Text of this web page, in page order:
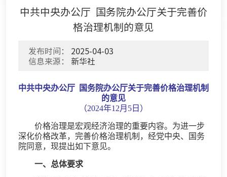
中共中央办公厅 国务院办公厅关于完善价
格治理机制的意见
发布时间：
2025-04-03
信息来源：
新华社
中共中央办公厅 国务院办公厅关于完善价格治理机制
的意见
（2024年12月5日）
价格治理是宏观经济治理的重要内容。为进一步
深化价格改革，完善价格治理机制，经党中央、国务
院同意，现提出如下意见。
一、总体要求